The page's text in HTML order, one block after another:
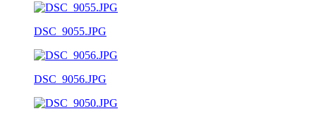
DSC_9055.JPG
DSC_9056.JPG